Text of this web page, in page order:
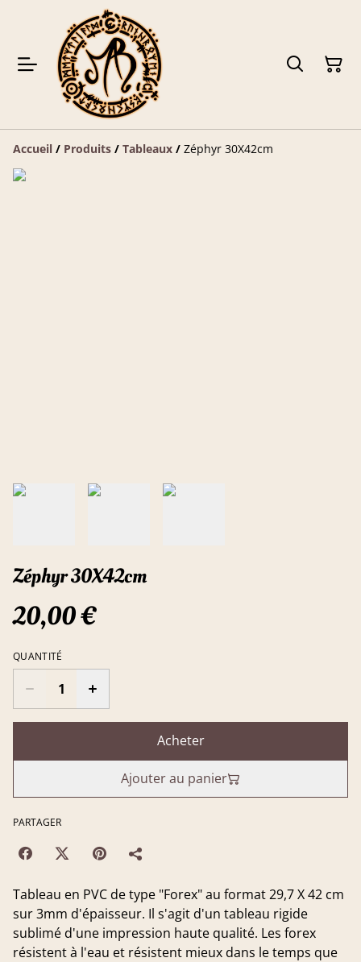
Accueil / Produits / Tableaux / Zéphyr 30X42cm
Zéphyr 30X42cm
20,00 €
QUANTITÉ
Acheter
Ajouter au panier
PARTAGER
Tableau en PVC de type "Forex" au format 29,7 X 42 cm
sur 3mm d'épaisseur. Il s'agit d'un tableau rigide
sublimé d'une impression haute qualité. Les forex
résistent à l'eau et résistent mieux dans le temps que